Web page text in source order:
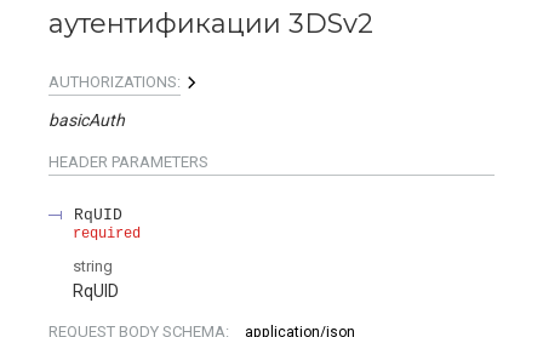
аутентификации 3DSv2
AUTHORIZATIONS:
basicAuth
HEADER PARAMETERS
RqUID
required
string
RqUID
REQUEST BODY SCHEMA:
application/json